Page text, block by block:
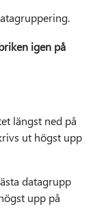
igen på
längst ned på
ut högst upp
datagrupp
upp på